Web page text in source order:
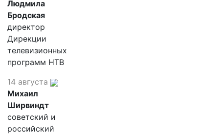
Людмила
Бродская
директор
Дирекции
телевизионных
программ НТВ
14 августа
Михаил
Ширвиндт
советский и
российский